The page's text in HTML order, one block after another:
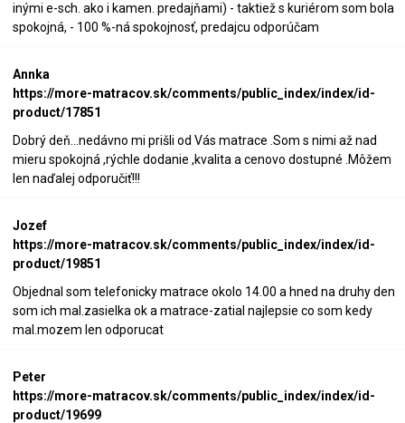
inými e-sch. ako i kamen. predajňami) - taktiež s kuriérom som bola
spokojná, - 100 %-ná spokojnosť, predajcu odporúčam
Annka
https://more-matracov.sk/comments/public_index/index/id-
product/17851
Dobrý deň...nedávno mi prišli od Vás matrace .Som s nimi až nad
mieru spokojná ,rýchle dodanie ,kvalita a cenovo dostupné .Môžem
len naďalej odporučiť!!!
Jozef
https://more-matracov.sk/comments/public_index/index/id-
product/19851
Objednal som telefonicky matrace okolo 14.00 a hned na druhy den
som ich mal.zasielka ok a matrace-zatial najlepsie co som kedy
mal.mozem len odporucat
Peter
https://more-matracov.sk/comments/public_index/index/id-
product/19699